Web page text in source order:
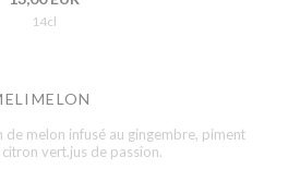
14cl
de melon infusé au gingembre, piment
vert.jus de passion.